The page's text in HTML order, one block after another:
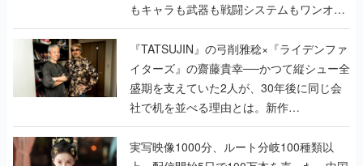
もキャラも武器も戦闘システムもワンオフ
で作り込まれた理由を両ディレクターに聞
く
『TATSUJIN』の弓削雅稔×『ライデンファ
イターズ』の齋藤貴幸──かつて縦シュー全
盛期を支えていた2人が、30年後に同じ会
社で机を並べる理由とは。新作
『TATSUJIN EXTREME』で初タッグを組
んだレジェンド2人に訊く開発秘話
実写映像1000分、ルート分岐100種類以